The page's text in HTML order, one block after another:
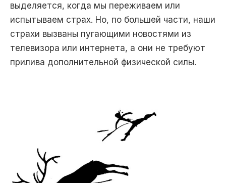
выделяется, когда мы переживаем или
испытываем страх. Но, по большей части, наши
страхи вызваны пугающими новостями из
телевизора или интернета, а они не требуют
прилива дополнительной физической силы.